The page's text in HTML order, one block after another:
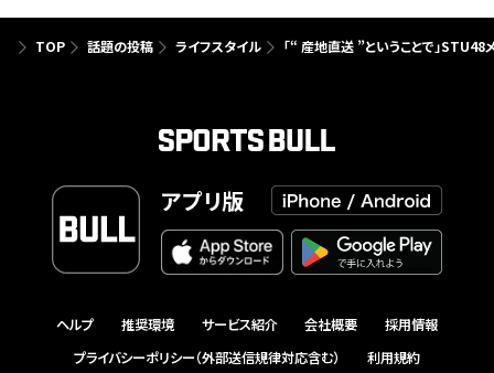
TOP 話題の投稿 ライフスタイル 「“ 産地直送 ”ということで」
アプリ版
ヘルプ 推奨環境 サービス紹介 会社概要
採用情報
プライバシーポリシー（外部送信規律対応含む）
利用規約